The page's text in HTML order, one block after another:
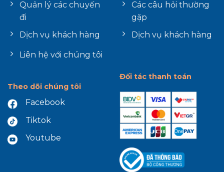
Quản lý các chuyến
đi
Dịch vụ khách hàng
Liên hệ với chúng tôi
Các câu hỏi thường
gặp
Dịch vụ khách hàng
Theo dõi chúng tôi
Facebook
Tiktok
Youtube
Đối tác thanh toán